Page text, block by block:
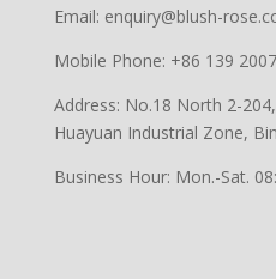
Email: enquiry@blush-
Mobile Phone: +86 139
Address: No.18 North 2-
Huayuan Industrial Zone,
Business Hour: Mon.-Sat.